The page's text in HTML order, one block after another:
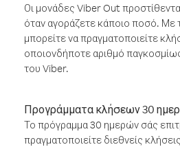
Οι μονάδες Viber Out
όταν αγοράζετε κάποιο ποσό. Με
μπορείτε να πραγματοποιείτε
οποιονδήποτε αριθμό
του Viber.
Προγράμματα κλήσεων 30
Το πρόγραμμα 30 ημερών σάς
πραγματοποιείτε διεθνείς